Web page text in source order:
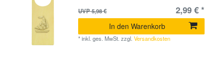
UVP 5,98 €
2,99 € *
In den Warenkorb
*inkl. ges. MwSt. zzgl.Versandkosten